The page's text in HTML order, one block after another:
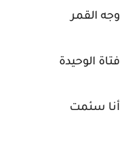
وجه القمر
فتاة الوحيدة
أنا سئمت